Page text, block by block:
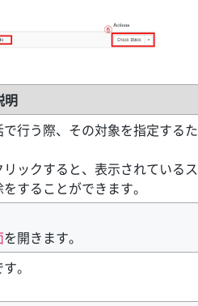
明
行う際、その対象を指定するた
ックすると、表示されているス
することができます。
を開きます。
。